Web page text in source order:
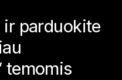
parduokite
temomis